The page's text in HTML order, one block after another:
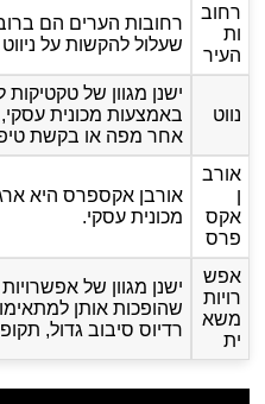
רחוב
ות
העיר
רחובות הערים הם
שעלול להקשות על
נווט
ישנן מגוון של
אחר מפה או בקשת
אורב
ן
אקס
פרס
אורבן אקספרס היא
מכונית עסקי.
אפש
רויות
משא
ית
ישנן מגוון של
שהופכות אותן
רדיוס סיבוב גדול,